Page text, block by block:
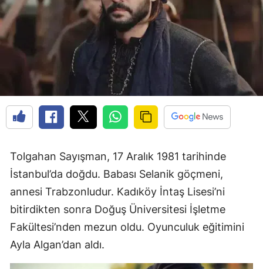
Tolgahan Sayışman, 17 Aralık 1981 tarihinde
İstanbul’da doğdu. Babası Selanik göçmeni,
annesi Trabzonludur. Kadıköy İntaş Lisesi’ni
bitirdikten sonra Doğuş Üniversitesi İşletme
Fakültesi’nden mezun oldu. Oyunculuk eğitimini
Ayla Algan’dan aldı.